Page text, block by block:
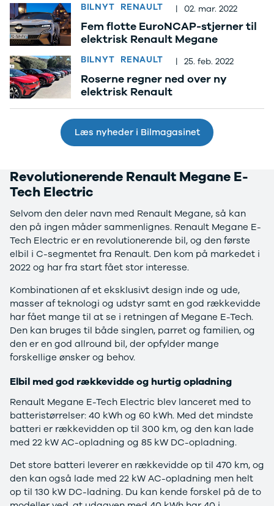
Privatleasing
Tilbud
LEAF
Modeller
Anmeldelser
Privatleasing
ARIYA
Modeller
Anmeldelser
Privatleasing
Modeller
Anmeldelser
Tilbud
Qashqai
Modeller
Anmeldelser
Privatleasing
Suzuki
Swift
Modeller
Anmeldelser
Privatleasing
Tilbud
S-Cross
Modeller
Anmeldelser
Privatleasing
Tilbud
Vitara
Anmeldelser
Privatleasing
Tilbud
E220 d
E350 d
E400
E55
GLA200
GLA250 e
GLC250 d
GLC300
GLC300 de
GLC300 e
GLC350 e
EQA-klasse
Sprinter 314
Sprinter 317
Sprinter 319
Vito 111
Vito 114
B250 e
EQE300
GLE400 d
C200 d
MG
Se alle MG
Elbil
Mini
Se alle Mini
Elbil
Cooper
Cooper S
Mitsubishi
Se alle
BILNYT RENAULT | 02. mar. 2022
Fem flotte EuroNCAP-stjerner til
elektrisk Renault Megane
BILNYT RENAULT | 25. feb. 2022
Roserne regner ned over ny
elektrisk Renault
Læs nyheder i Bilmagasinet
Revolutionerende Renault Megane E-
Tech Electric
Selvom den deler navn med Renault Megane, så kan
den på ingen måder sammenlignes. Renault Megane E-
Tech Electric er en revolutionerende bil, og den første
elbil i C-segmentet fra Renault. Den kom på markedet i
2022 og har fra start fået stor interesse.
Kombinationen af et eksklusivt design inde og ude,
masser af teknologi og udstyr samt en god rækkevidde
har fået mange til at se i retningen af Megane E-Tech.
Den kan bruges til både singlen, parret og familien, og
den er en god allround bil, der opfylder mange
forskellige ønsker og behov.
Elbil med god rækkevidde og hurtig opladning
Renault Megane E-Tech Electric blev lanceret med to
batteristørrelser: 40 kWh og 60 kWh. Med det mindste
batteri er rækkevidden op til 300 km, og den kan lade
med 22 kW AC-opladning og 85 kW DC-opladning.
Det store batteri leverer en rækkevidde op til 470 km, og
den kan også lade med 22 kW AC-opladning men helt
op til 130 kW DC-ladning. Du kan kende forskel på de to